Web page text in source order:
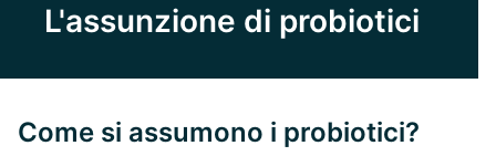
L'assunzione di probiotici
Come si assumono i probiotici?